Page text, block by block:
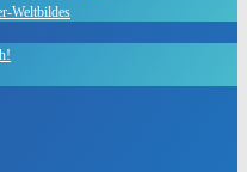
Weltbildes